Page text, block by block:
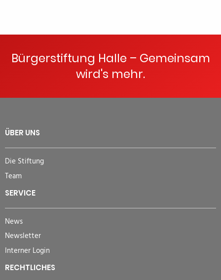
Bürgerstiftung Halle – Gemeinsam
wird's mehr.
ÜBER UNS
Die Stiftung
Team
SERVICE
News
Newsletter
Interner Login
RECHTLICHES